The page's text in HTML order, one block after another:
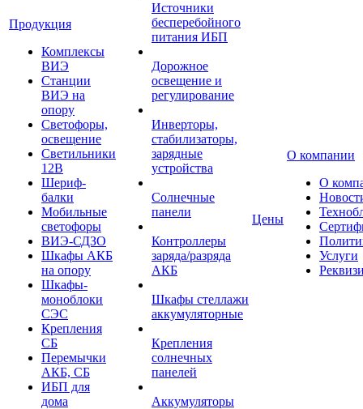
Продукция
Комплексы
ВИЭ
Станции
ВИЭ на
опору
Светофоры,
освещение
Светильники
12В
Шериф-
балки
Мобильные
светофоры
ВИЭ-СДЗО
Шкафы АКБ
на опору
Шкафы-
моноблоки
СЭС
Крепления
СБ
Перемычки
АКБ, СБ
ИБП для
дома
Источники
бесперебойного
питания ИБП
Дорожное
освещение и
регулирование
Инверторы,
стабилизаторы,
зарядные
устройства
Солнечные
панели
Контроллеры
заряда/разряда
АКБ
Шкафы стеллажи
аккумуляторные
Крепления
солнечных
панелей
Аккумуляторы
Цены
О компании
О
Услуги